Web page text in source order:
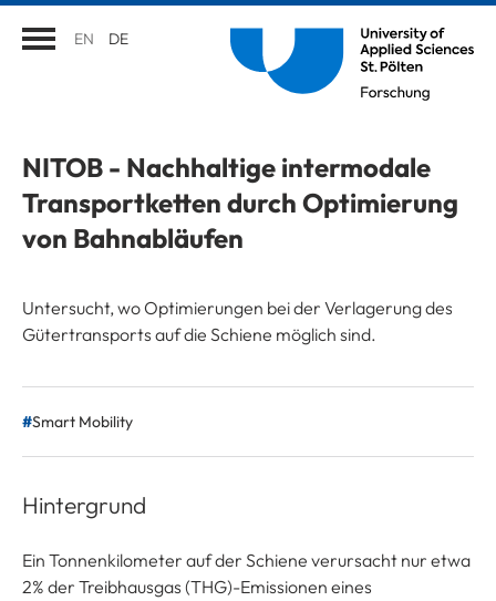
EN DE
NITOB - Nachhaltige intermodale
Transportketten durch Optimierung
von Bahnabläufen
Untersucht, wo Optimierungen bei der Verlagerung des
Gütertransports auf die Schiene möglich sind.
Smart Mobility
Hintergrund
Ein Tonnenkilometer auf der Schiene verursacht nur etwa
2% der Treibhausgas (THG)-Emissionen eines